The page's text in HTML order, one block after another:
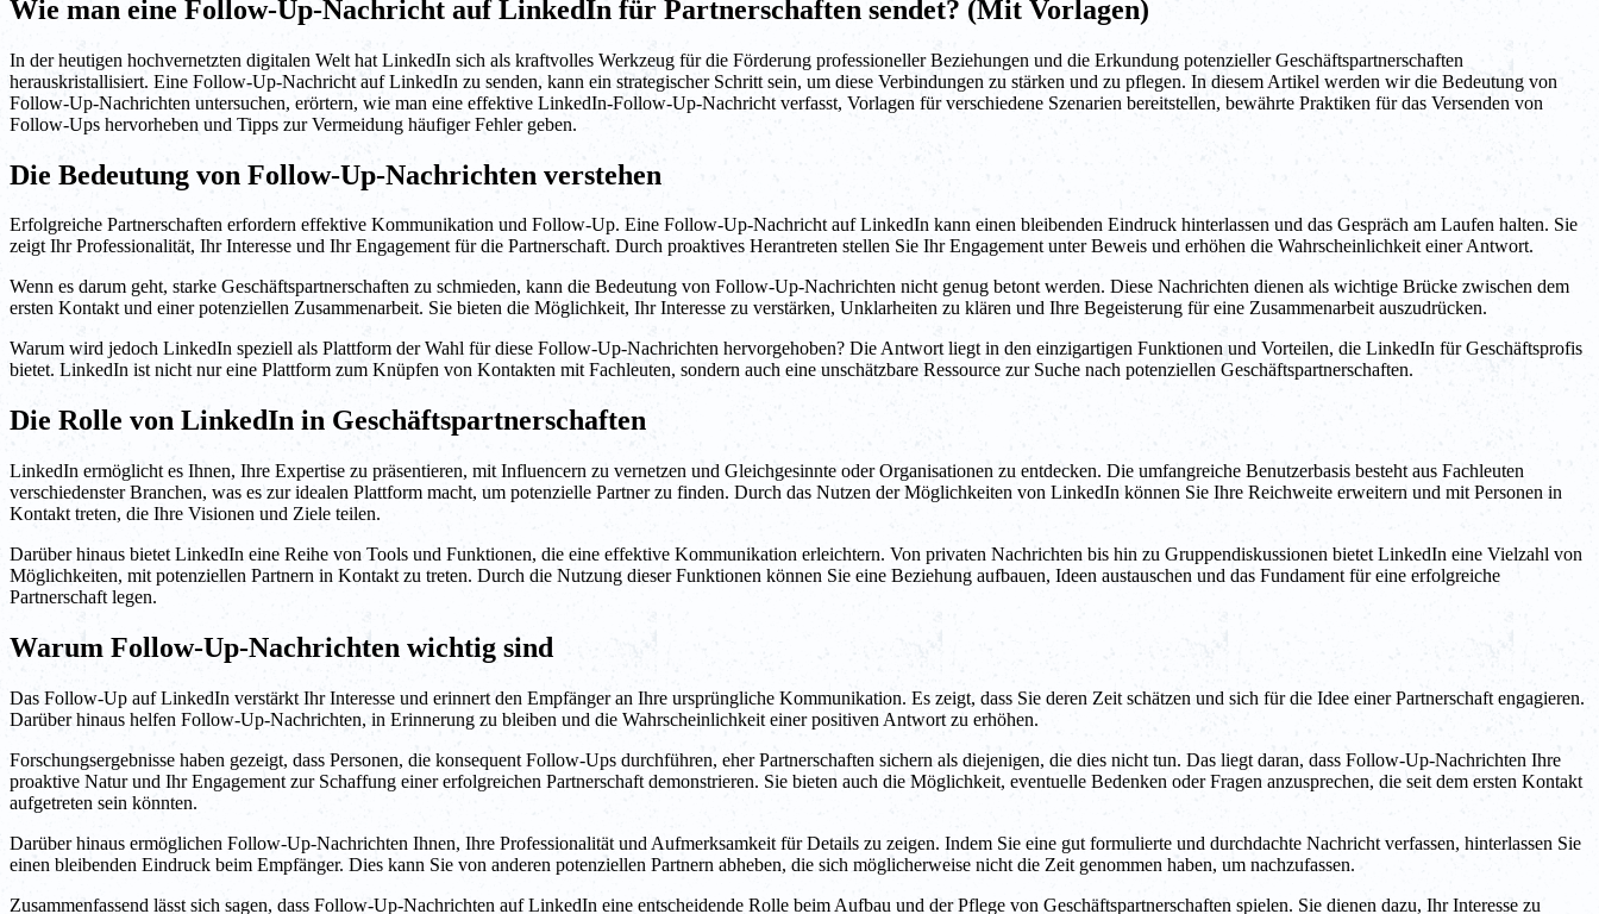
Wie man eine Follow-Up-Nachricht auf LinkedIn für Partnerschaften sendet? (Mit Vorlagen)
In der heutigen hochvernetzten digitalen Welt hat LinkedIn sich als kraftvolles Werkzeug für die Förderung professioneller Beziehungen und die Erkundung potenzieller Geschäftspartnerschaften
herauskristallisiert. Eine Follow-Up-Nachricht auf LinkedIn zu senden, kann ein strategischer Schritt sein, um diese Verbindungen zu stärken und zu pflegen. In diesem Artikel werden wir die Bedeutung von
Follow-Up-Nachrichten untersuchen, erörtern, wie man eine effektive LinkedIn-Follow-Up-Nachricht verfasst, Vorlagen für verschiedene Szenarien bereitstellen, bewährte Praktiken für das Versenden von
Follow-Ups hervorheben und Tipps zur Vermeidung häufiger Fehler geben.
Die Bedeutung von Follow-Up-Nachrichten verstehen
Erfolgreiche Partnerschaften erfordern effektive Kommunikation und Follow-Up. Eine Follow-Up-Nachricht auf LinkedIn kann einen bleibenden Eindruck hinterlassen und das Gespräch am Laufen halten. Sie
zeigt Ihr Professionalität, Ihr Interesse und Ihr Engagement für die Partnerschaft. Durch proaktives Herantreten stellen Sie Ihr Engagement unter Beweis und erhöhen die Wahrscheinlichkeit einer Antwort.
Wenn es darum geht, starke Geschäftspartnerschaften zu schmieden, kann die Bedeutung von Follow-Up-Nachrichten nicht genug betont werden. Diese Nachrichten dienen als wichtige Brücke zwischen dem
ersten Kontakt und einer potenziellen Zusammenarbeit. Sie bieten die Möglichkeit, Ihr Interesse zu verstärken, Unklarheiten zu klären und Ihre Begeisterung für eine Zusammenarbeit auszudrücken.
Warum wird jedoch LinkedIn speziell als Plattform der Wahl für diese Follow-Up-Nachrichten hervorgehoben? Die Antwort liegt in den einzigartigen Funktionen und Vorteilen, die LinkedIn für Geschäftsprofis
bietet. LinkedIn ist nicht nur eine Plattform zum Knüpfen von Kontakten mit Fachleuten, sondern auch eine unschätzbare Ressource zur Suche nach potenziellen Geschäftspartnerschaften.
Die Rolle von LinkedIn in Geschäftspartnerschaften
LinkedIn ermöglicht es Ihnen, Ihre Expertise zu präsentieren, mit Influencern zu vernetzen und Gleichgesinnte oder Organisationen zu entdecken. Die umfangreiche Benutzerbasis besteht aus Fachleuten
verschiedenster Branchen, was es zur idealen Plattform macht, um potenzielle Partner zu finden. Durch das Nutzen der Möglichkeiten von LinkedIn können Sie Ihre Reichweite erweitern und mit Personen in
Kontakt treten, die Ihre Visionen und Ziele teilen.
Darüber hinaus bietet LinkedIn eine Reihe von Tools und Funktionen, die eine effektive Kommunikation erleichtern. Von privaten Nachrichten bis hin zu Gruppendiskussionen bietet LinkedIn eine Vielzahl von
Möglichkeiten, mit potenziellen Partnern in Kontakt zu treten. Durch die Nutzung dieser Funktionen können Sie eine Beziehung aufbauen, Ideen austauschen und das Fundament für eine erfolgreiche
Partnerschaft legen.
Warum Follow-Up-Nachrichten wichtig sind
Das Follow-Up auf LinkedIn verstärkt Ihr Interesse und erinnert den Empfänger an Ihre ursprüngliche Kommunikation. Es zeigt, dass Sie deren Zeit schätzen und sich für die Idee einer Partnerschaft engagieren.
Darüber hinaus helfen Follow-Up-Nachrichten, in Erinnerung zu bleiben und die Wahrscheinlichkeit einer positiven Antwort zu erhöhen.
Forschungsergebnisse haben gezeigt, dass Personen, die konsequent Follow-Ups durchführen, eher Partnerschaften sichern als diejenigen, die dies nicht tun. Das liegt daran, dass Follow-Up-Nachrichten Ihre
proaktive Natur und Ihr Engagement zur Schaffung einer erfolgreichen Partnerschaft demonstrieren. Sie bieten auch die Möglichkeit, eventuelle Bedenken oder Fragen anzusprechen, die seit dem ersten Kontakt
aufgetreten sein könnten.
Darüber hinaus ermöglichen Follow-Up-Nachrichten Ihnen, Ihre Professionalität und Aufmerksamkeit für Details zu zeigen. Indem Sie eine gut formulierte und durchdachte Nachricht verfassen, hinterlassen Sie
einen bleibenden Eindruck beim Empfänger. Dies kann Sie von anderen potenziellen Partnern abheben, die sich möglicherweise nicht die Zeit genommen haben, um nachzufassen.
Zusammenfassend lässt sich sagen, dass Follow-Up-Nachrichten auf LinkedIn eine entscheidende Rolle beim Aufbau und der Pflege von Geschäftspartnerschaften spielen. Sie dienen dazu, Ihr Interesse zu